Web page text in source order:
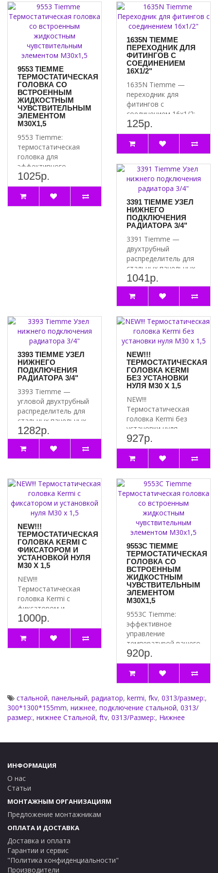
гармонично вписаться в любой интерьер.
Также стоит отметить, что радиатор Kermi нижнее FTV 33 0313
изготовлен из высококачественной стали, что обеспечивает его
долговечность и надежность. Он также имеет антикоррозийное
покрытие, что защищает его от воздействия влаги и других
внешних факторов.
В целом, радиатор Kermi нижнее FTV 33 0313 - это отличный
выбор для тех, кто ищет надежный и эффективный обогреватель для
своего дома или офиса.
9553 TIEMME
ТЕРМОСТАТИЧЕСКАЯ
ГОЛОВКА СО
ВСТРОЕННЫМ
ЖИДКОСТНЫМ
ЧУВСТВИТЕЛЬНЫМ
ЭЛЕМЕНТОМ
M30Х1,5
9553 Tiemme:
термостатическая
головка для
эффективного
отопления
Преимущества
термостатической
го..
1025р.
1635N TIEMME
ПЕРЕХОДНИК ДЛЯ
ФИТИНГОВ С
СОЕДИНЕНИЕМ
16X1/2"
1635N Tiemme —
переходник для
фитингов с
соединением 16x1/2:
надёжное решение
для вашей системы
Поче..
125р.
3391 TIEMME УЗЕЛ
НИЖНЕГО
ПОДКЛЮЧЕНИЯ
РАДИАТОРА 3/4"
3391 Tiemme —
двухтрубный
распределитель для
стальных панельных
радиаторов
Надежное решение..
1041р.
3393 TIEMME УЗЕЛ
НИЖНЕГО
ПОДКЛЮЧЕНИЯ
РАДИАТОРА 3/4"
3393 Tiemme —
угловой двухтрубный
распределитель для
стальных панельных
радиаторов
Надежное..
1282р.
NEW!!!
ТЕРМОСТАТИЧЕСКАЯ
ГОЛОВКА KERMI
БЕЗ УСТАНОВКИ
НУЛЯ М30 Х 1,5
NEW!!!
Термостатическая
головка Kermi без
установки нуля . -
сделано В Германии -
автоматическ..
927р.
NEW!!!
ТЕРМОСТАТИЧЕСКАЯ
ГОЛОВКА KERMI С
ФИКСАТОРОМ И
УСТАНОВКОЙ НУЛЯ
М30 Х 1,5
NEW!!!
Термостатическая
головка Kermi с
фиксатором и
установкой нуля М30
х 1,5 - сделано В
Герман..
1000р.
9553C TIEMME
ТЕРМОСТАТИЧЕСКАЯ
ГОЛОВКА СО
ВСТРОЕННЫМ
ЖИДКОСТНЫМ
ЧУВСТВИТЕЛЬНЫМ
ЭЛЕМЕНТОМ
M30Х1,5
9553C Tiemme:
эффективное
управление
температурой вашего
радиатора
Преимущества
термостатической ..
920р.
стальной, панельный, радиатор, kermi, fkv, 0313/размер:,
300*1300*155mm, нижнее, подключение стальной, 0313/
размер:, нижнее Стальной, ftv, 0313/Размер:, Нижнее
ИНФОРМАЦИЯ
О нас
Статьи
МОНТАЖНЫМ ОРГАНИЗАЦИЯМ
Предложение монтажникам
ОПЛАТА И ДОСТАВКА
Доставка и оплата
Гарантии и сервис
"Политика конфиденциальности"
Производители